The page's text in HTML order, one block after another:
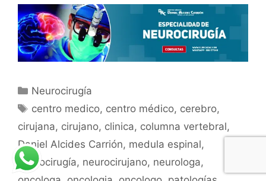
Neurocirugía
centro medico, centro médico, cerebro,
cirujana, cirujano, clinica, columna vertebral,
Daniel Alcides Carrión, medula espinal,
neurocirugía, neurocirujano, neurologa,